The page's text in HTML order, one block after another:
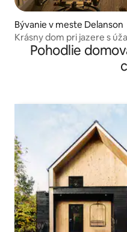
Bývanie v meste Delanson
Krásny dom pri jazere s
Pohodlie